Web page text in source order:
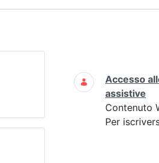
Ricerca
Accesso
assistive
Contenuto
Per